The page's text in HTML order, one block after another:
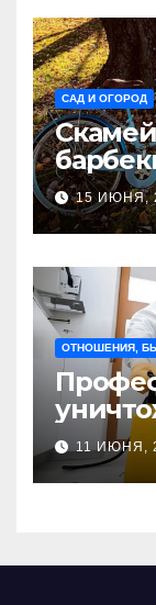
САД И ОГОРОД
15 ИЮНЯ,
ОТНОШЕНИЯ,
оно11 ИЮНЯ,